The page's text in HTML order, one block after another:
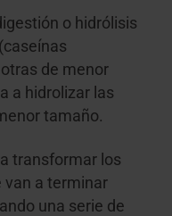
o hidrólisis
de menor
a hidrolizar las
tamaño.
transformar los
van a terminar
una serie de